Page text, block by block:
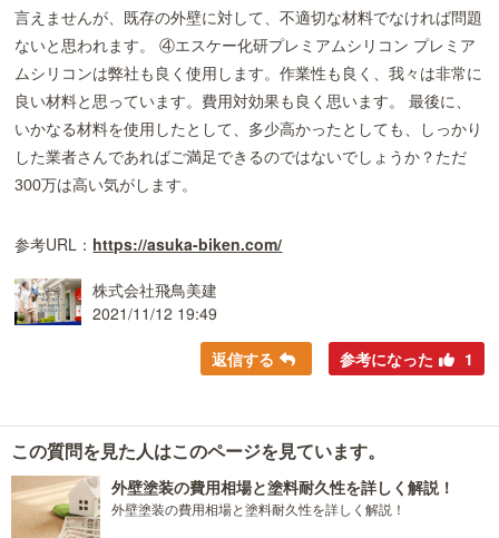
言えませんが、既存の外壁に対して、不適切な材料でなければ問題
ないと思われます。 ④エスケー化研プレミアムシリコン プレミア
ムシリコンは弊社も良く使用します。作業性も良く、我々は非常に
良い材料と思っています。費用対効果も良く思います。 最後に、
いかなる材料を使用したとして、多少高かったとしても、しっかり
した業者さんであればご満足できるのではないでしょうか？ただ
300万は高い気がします。
参考URL： https://asuka-biken.com/
株式会社飛鳥美建
2021/11/12 19:49
返信する 参考になった 1
この質問を見た人はこのページを見ています。
外壁塗装の費用相場と塗料耐久性を詳しく解説！
外壁塗装の費用相場と塗料耐久性を詳しく解説！